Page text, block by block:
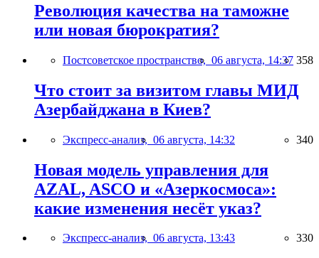
Революция качества на таможне
или новая бюрократия?
Постсоветское пространство, 06 августа, 14:37 358
Что стоит за визитом главы МИД
Азербайджана в Киев?
Экспресс-анализ, 06 августа, 14:32 340
Новая модель управления для
AZAL, ASCO и «Азеркосмоса»:
какие изменения несёт указ?
Экспресс-анализ, 06 августа, 13:43 330